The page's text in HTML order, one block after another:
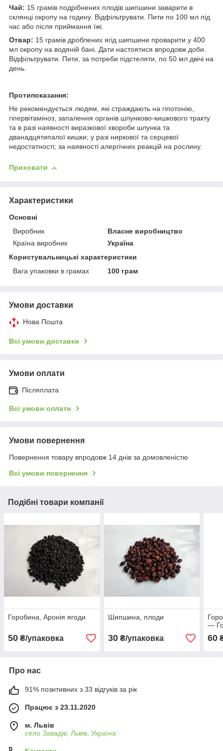
Чай: 15 грамів подрібнених плодів шипшини заварити в
склянці окропу на годину. Відфільтрувати. Пити по 100 мл під
час або після приймання їжі.
Отвар: 15 грамів дроблених ягід шипшини проварити у 400
мл окропу на водяній бані. Дати настоятися впродовж доби.
Відфільтрувати. Пити, за потреби підстеляти, по 50 мл двічі на
день.
Протипоказання:
Не рекомендується людям, які страждають на гіпотонію,
гіпервітаміноз, запалення органів шлунково-кишкового тракту
та в разі наявності виразкової хвороби шлунка та
дванадцятипалої кишки; у разі ниркової та серцевої
недостатності; за наявності алергічних реакцій на рослину.
Приховати
Характеристики
Основні
Виробник
Власне виробництво
Країна виробник
Україна
Користувальницькі характеристики
Вага упаковки в грамах
100 грам
Умови доставки
Нова Пошта
Всі умови доставки
Умови оплати
Післяплата
Всі умови оплати
Умови повернення
Повернення товару впродовж 14 днів за домовленістю
Всі умови повернення
Подібні товари компанії
Горобина, Аронія ягоди
50 ₴/упаковка
Шипшина, плоди
30₴/упаковка
—
60
Про нас
91% позитивних з 33 відгуків за рік
Працює з 23.11.2020
м. Львів
село Завадів, Львів, Україна